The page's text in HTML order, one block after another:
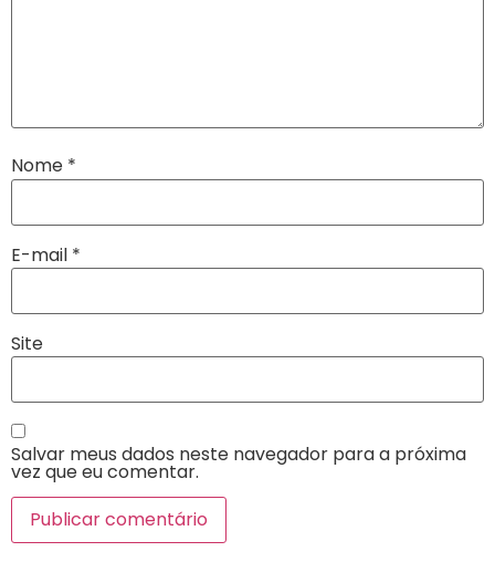
Nome *
E-mail *
Site
Salvar meus dados neste navegador para a próxima
vez que eu comentar.